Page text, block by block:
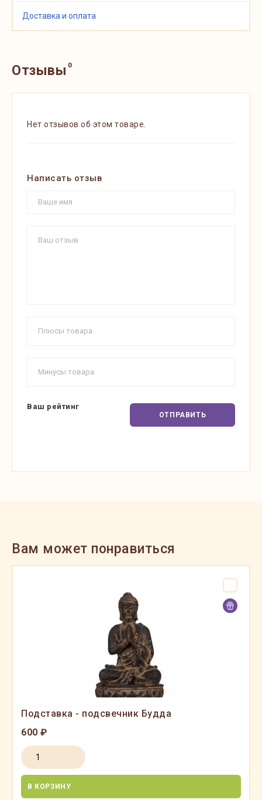
Доставка и оплата
Отзывы 0
Нет отзывов об этом товаре.
Написать отзыв
Ваш рейтинг
ОТПРАВИТЬ
Вам может понравиться
Подставка - подсвечник Будда
600 ₽
В КОРЗИНУ